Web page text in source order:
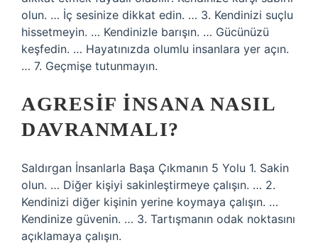
olun. … İç sesinize dikkat edin. … 3. Kendinizi suçlu
hissetmeyin. … Kendinizle barışın. … Gücünüzü
keşfedin. … Hayatınızda olumlu insanlara yer açın.
… 7. Geçmişe tutunmayın.
AGRESIF INSANA NASIL
DAVRANMALI?
Saldırgan İnsanlarla Başa Çıkmanın 5 Yolu 1. Sakin
olun. … Diğer kişiyi sakinleştirmeye çalışın. … 2.
Kendinizi diğer kişinin yerine koymaya çalışın. …
Kendinize güvenin. … 3. Tartışmanın odak noktasını
açıklamaya çalışın.